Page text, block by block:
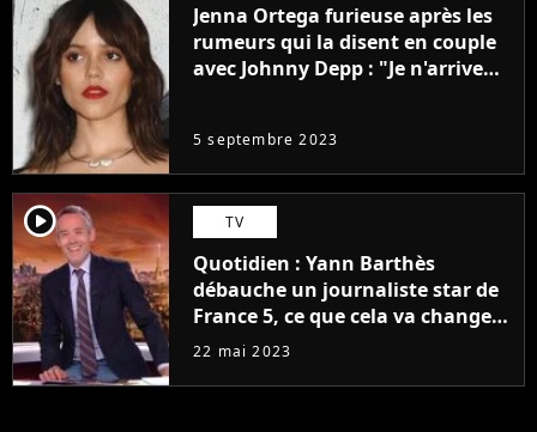
Jenna Ortega furieuse après les
rumeurs qui la disent en couple
avec Johnny Depp : "Je n'arrive
5 septembre 2023
player2 TV
Quotidien : Yann Barthès
débauche un journaliste star de
France 5, ce que cela va changer
à la rentrée
22 mai 2023